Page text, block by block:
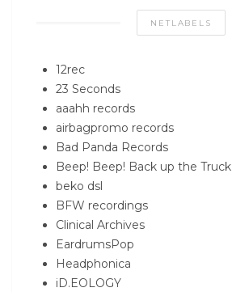
NETLABELS
12rec
23 Seconds
aaahh records
airbagpromo records
Bad Panda Records
Beep! Beep! Back up the Truck
beko dsl
BFW recordings
Clinical Archives
EardrumsPop
Headphonica
iD.EOLOGY